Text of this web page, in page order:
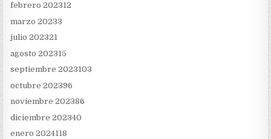
febrero 202312
marzo 20233
julio 202321
agosto 202315
septiembre 2023103
octubre 202396
noviembre 202386
diciembre 202340
enero 2024118